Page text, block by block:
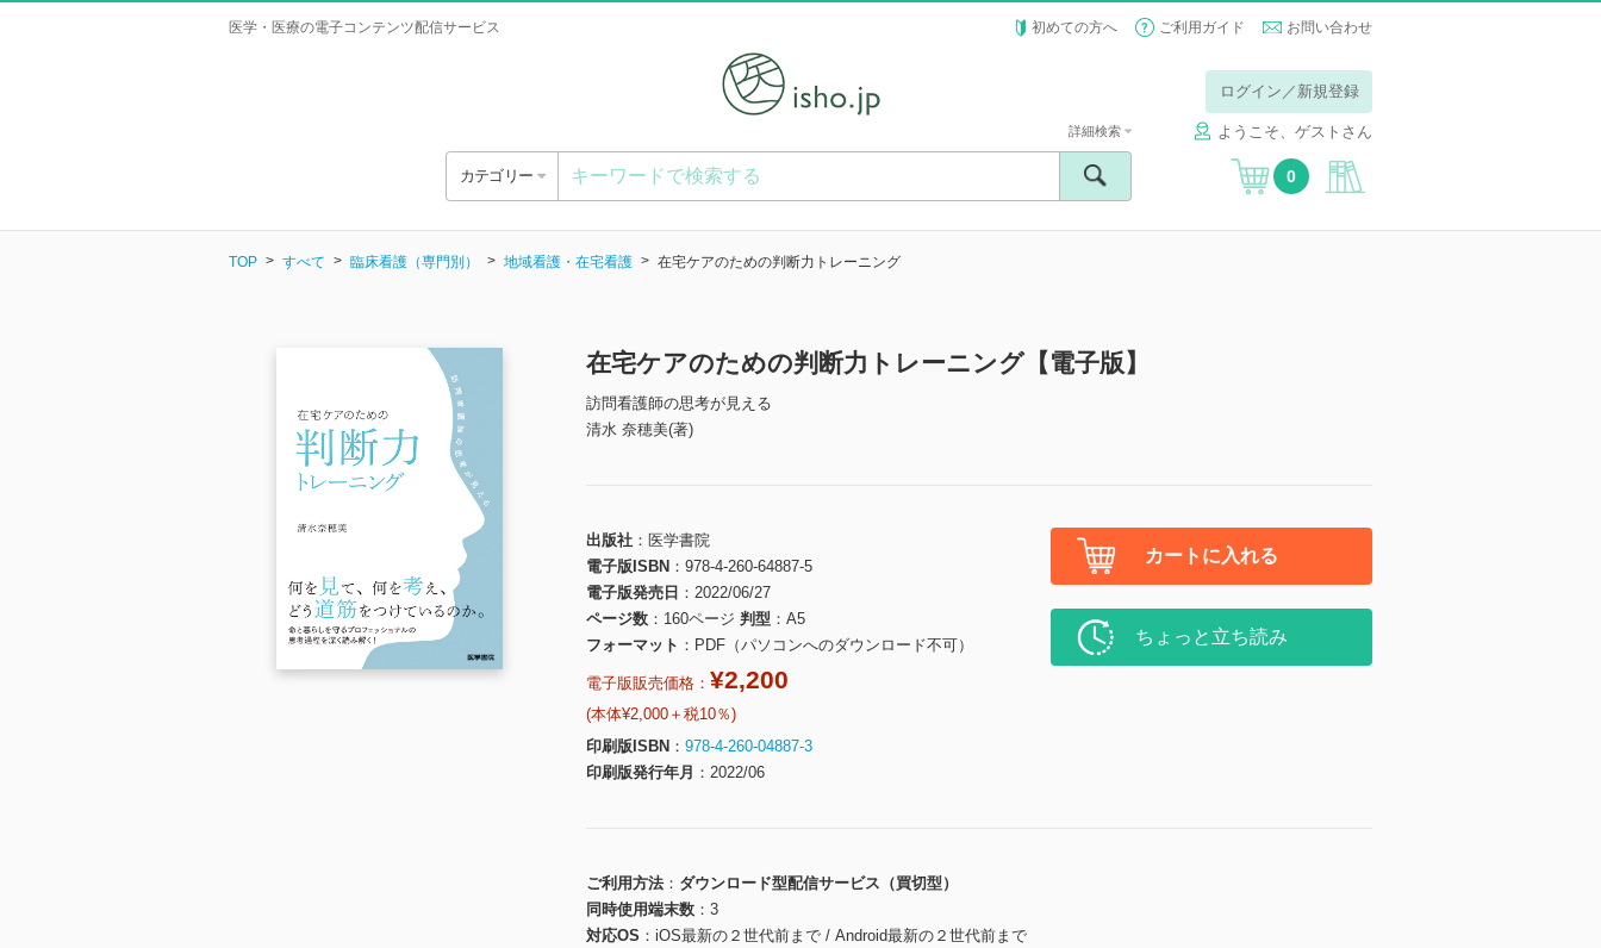
医学・医療の電子コンテンツ配信サービス 初めての方へ ご利用ガイド お問い合わせ
ログイン／新規登録
ようこそ、ゲストさん
カテゴリー
詳細検索
0
TOP すべて 臨床看護（専門別） 地域看護・在宅看護 在宅ケアのための判断力トレーニング
在宅ケアのための判断力トレーニング【電子版】
訪問看護師の思考が見える
清水 奈穂美(著)
出版社
医学書院
電子版ISBN
978-4-260-64887-5
電子版発売日
2022/06/27
ページ数
160ページ 判型
A5
フォーマット
PDF（パソコンへのダウンロード不可）
電子版販売価格： ¥2,200
(本体¥2,000＋税10％)
印刷版ISBN
978-4-260-04887-3
印刷版発行年月
2022/06
カートに入れる
ちょっと立ち読み
ご利用方法
ダウンロード型配信サービス（買切型）
同時使用端末数
3
対応OS
iOS最新の２世代前まで / Android最新の２世代前まで